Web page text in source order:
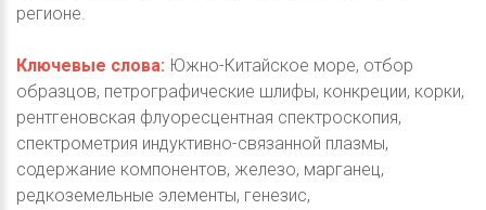
регионе.
Ключевые слова: Южно-Китайское море, отбор
образцов, петрографические шлифы, конкреции, корки,
рентгеновская флуоресцентная спектроскопия,
спектрометрия индуктивно-связанной плазмы,
содержание компонентов, железо, марганец,
редкоземельные элементы, генезис,